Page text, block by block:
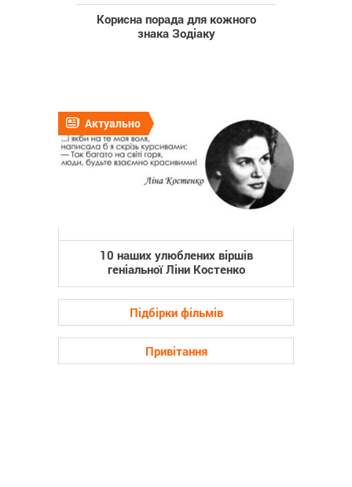
Корисна порада для кожного
знака Зодіаку
Актуально
10 наших улюблених віршів
геніальної Ліни Костенко
Підбірки фільмів
Привітання